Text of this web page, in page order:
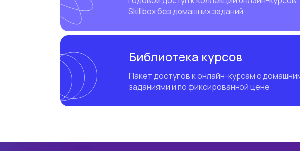
Skillbox без домашних заданий
Библиотека курсов
Пакет доступов к онлайн-курсам с
заданиями и по фиксированной цене